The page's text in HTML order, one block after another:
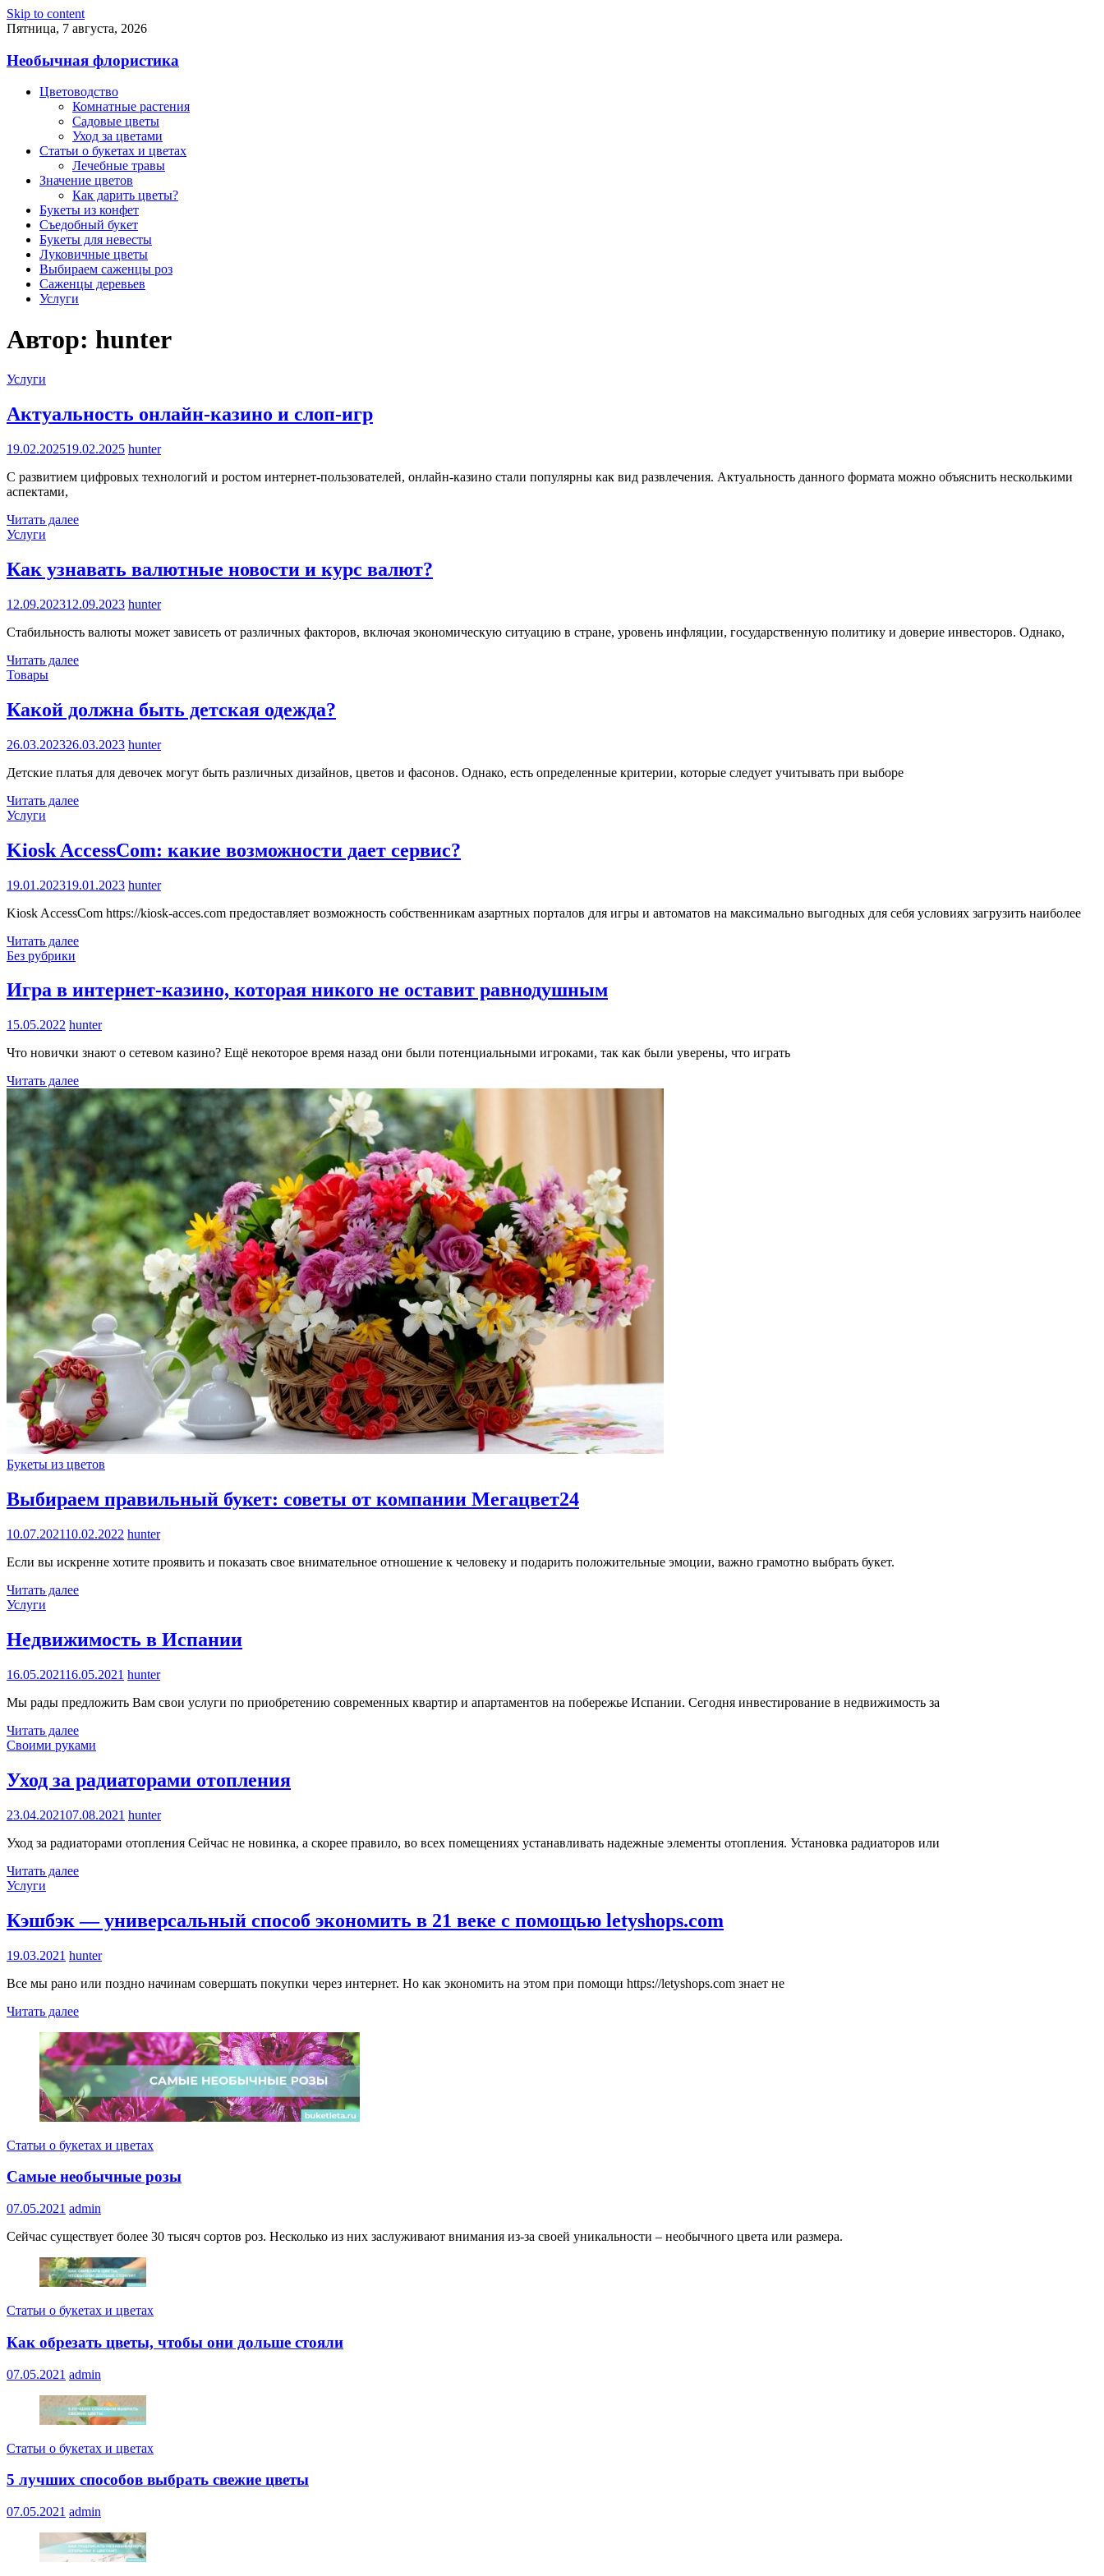
Skip to content
Пятница, 7 августа, 2026
Необычная флористика
Цветоводство
Комнатные растения
Садовые цветы
Уход за цветами
Статьи о букетах и цветах
Лечебные травы
Значение цветов
Как дарить цветы?
Букеты из конфет
Съедобный букет
Букеты для невесты
Луковичные цветы
Выбираем саженцы роз
Саженцы деревьев
Услуги
Автор: hunter
Услуги
Актуальность онлайн-казино и слоп-игр
19.02.202519.02.2025 hunter
С развитием цифровых технологий и ростом интернет-пользователей, онлайн-казино стали популярны как вид развлечения. Актуальность данного формата можно объяснить несколькими
аспектами,
Читать далее
Услуги
Как узнавать валютные новости и курс валют?
12.09.202312.09.2023 hunter
Стабильность валюты может зависеть от различных факторов, включая экономическую ситуацию в стране, уровень инфляции, государственную политику и доверие инвесторов. Однако,
Читать далее
Товары
Какой должна быть детская одежда?
26.03.202326.03.2023 hunter
Детские платья для девочек могут быть различных дизайнов, цветов и фасонов. Однако, есть определенные критерии, которые следует учитывать при выборе
Читать далее
Услуги
Kiosk AccessCom: какие возможности дает сервис?
19.01.202319.01.2023 hunter
Kiosk AccessCom https://kiosk-acces.com предоставляет возможность собственникам азартных порталов для игры и автоматов на максимально выгодных для себя условиях загрузить наиболее
Читать далее
Без рубрики
Игра в интернет-казино, которая никого не оставит равнодушным
15.05.2022 hunter
Что новички знают о сетевом казино? Ещё некоторое время назад они были потенциальными игроками, так как были уверены, что играть
Читать далее
Букеты из цветов
Выбираем правильный букет: советы от компании Мегацвет24
10.07.202110.02.2022 hunter
Если вы искренне хотите проявить и показать свое внимательное отношение к человеку и подарить положительные эмоции, важно грамотно выбрать букет.
Читать далее
Услуги
Недвижимость в Испании
16.05.202116.05.2021 hunter
Мы рады предложить Вам свои услуги по приобретению современных квартир и апартаментов на побережье Испании. Сегодня инвестирование в недвижимость за
Читать далее
Своими руками
Уход за радиаторами отопления
23.04.202107.08.2021 hunter
Уход за радиаторами отопления Сейчас не новинка, а скорее правило, во всех помещениях устанавливать надежные элементы отопления. Установка радиаторов или
Читать далее
Услуги
Кэшбэк — универсальный способ экономить в 21 веке с помощью letyshops.com
19.03.2021 hunter
Все мы рано или поздно начинам совершать покупки через интернет. Но как экономить на этом при помощи https://letyshops.com знает не
Читать далее
Статьи о букетах и цветах
Самые необычные розы
07.05.2021 admin
Сейчас существует более 30 тысяч сортов роз. Несколько из них заслуживают внимания из-за своей уникальности – необычного цвета или размера.
Статьи о букетах и цветах
Как обрезать цветы, чтобы они дольше стояли
07.05.2021 admin
Статьи о букетах и цветах
5 лучших способов выбрать свежие цветы
07.05.2021 admin